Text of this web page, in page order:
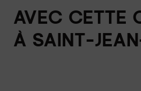
AVEC CETTE
À SAINT-